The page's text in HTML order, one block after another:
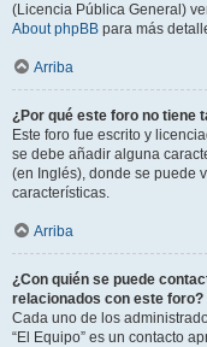
(Licencia Pública General)
About phpBB para más
Arriba
¿Por qué este foro no tiene
Este foro fue escrito y
se debe añadir alguna
(en Inglés), donde se puede
características.
Arriba
¿Con quién se puede
relacionados con este foro?
Cada uno de los
“El Equipo” es un contacto